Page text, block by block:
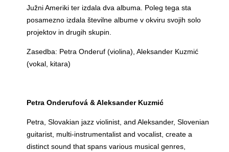
Južni Ameriki ter izdala dva albuma. Poleg tega sta
posamezno izdala številne albume v okviru svojih solo
projektov in drugih skupin.
Zasedba: Petra Onderuf (violina), Aleksander Kuzmić
(vokal, kitara)
Petra Onderufová & Aleksander Kuzmić
Petra, Slovakian jazz violinist, and Aleksander, Slovenian
guitarist, multi-instrumentalist and vocalist, create a
distinct sound that spans various musical genres,